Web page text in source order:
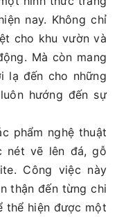
nay. Không chỉ
cho khu vườn và
Mà còn mang
lạ đến cho những
hướng đến sự
phẩm nghệ thuật
nét vẽ lên đá, gỗ
Công việc này
thận đến từng chi
thể hiện được một